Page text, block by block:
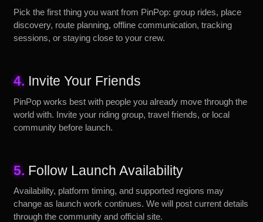
Pick the first thing you want from PinPop: group rides, place
discovery, route planning, offline communication, tracking
sessions, or staying close to your crew.
4. Invite Your Friends
PinPop works best with people you already move through the
world with. Invite your riding group, travel friends, or local
community before launch.
5. Follow Launch Availability
Availability, platform timing, and supported regions may
change as launch work continues. We will post current details
through the community and official site.